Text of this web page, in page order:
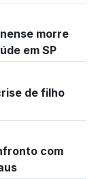
morre
em SP
de filho
com